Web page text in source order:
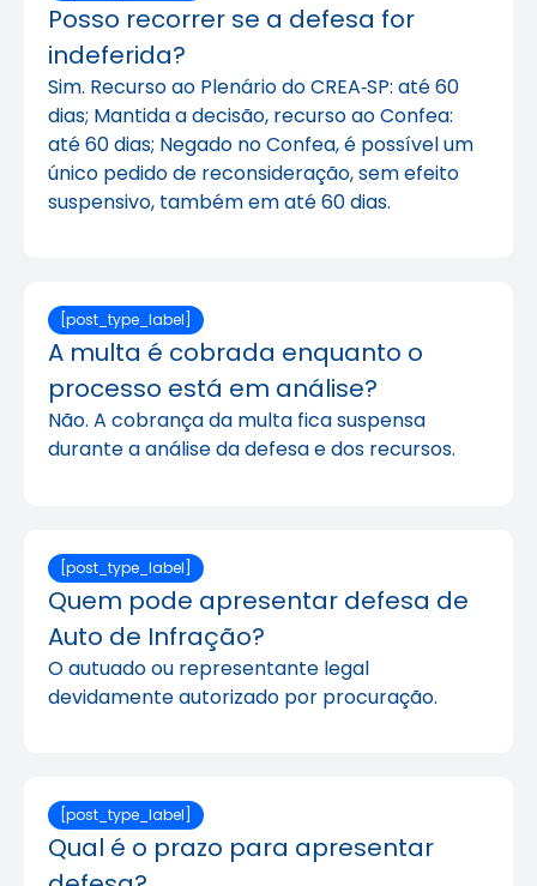
Posso recorrer se a defesa for
indeferida?
Sim. Recurso ao Plenário do CREA‑SP: até 60
dias; Mantida a decisão, recurso ao Confea:
até 60 dias; Negado no Confea, é possível um
único pedido de reconsideração, sem efeito
suspensivo, também em até 60 dias.
[post_type_label]
A multa é cobrada enquanto o
processo está em análise?
Não. A cobrança da multa fica suspensa
durante a análise da defesa e dos recursos.
[post_type_label]
Quem pode apresentar defesa de
Auto de Infração?
O autuado ou representante legal
devidamente autorizado por procuração.
[post_type_label]
Qual é o prazo para apresentar